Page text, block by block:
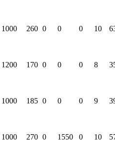
1000 260 0 0 0 10
1200 170 0 0 0 8
1000 185 0 0 0 9
1000 270 0 1550 0 10